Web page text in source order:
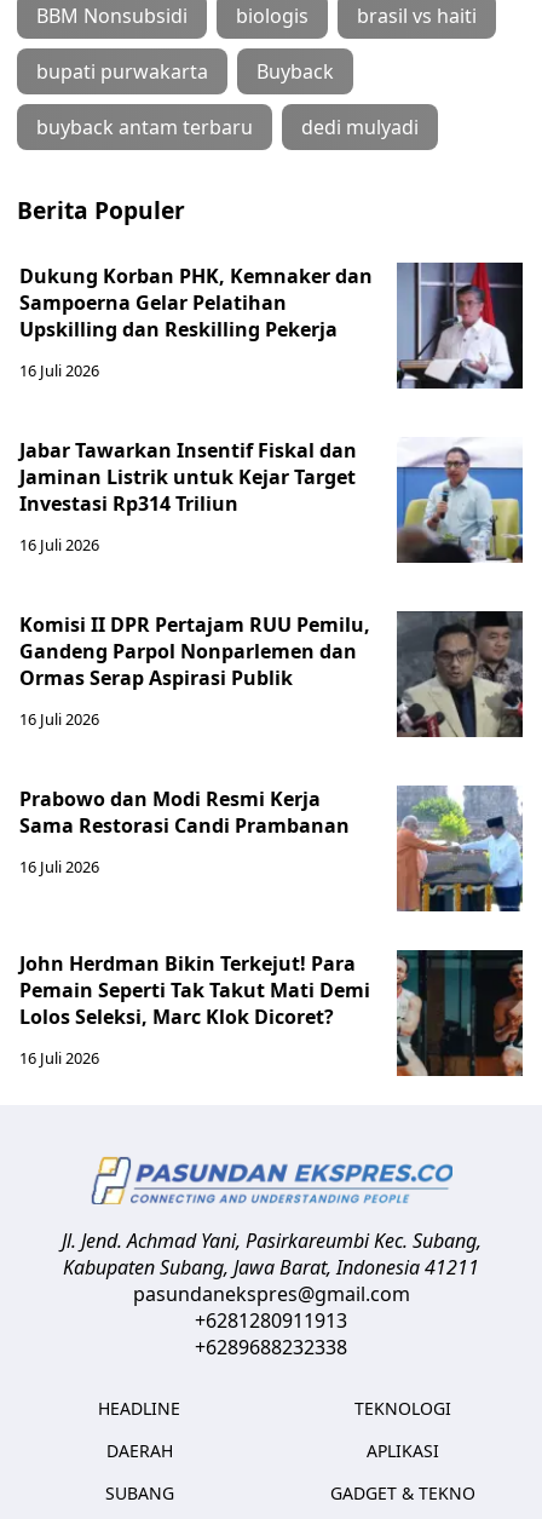
BBM Nonsubsidi biologis brasil vs haiti
bupati purwakarta Buyback
buyback antam terbaru dedi mulyadi
Berita Populer
Dukung Korban PHK, Kemnaker dan
Sampoerna Gelar Pelatihan
Upskilling dan Reskilling Pekerja
16 Juli 2026
Jabar Tawarkan Insentif Fiskal dan
Jaminan Listrik untuk Kejar Target
Investasi Rp314 Triliun
16 Juli 2026
Komisi II DPR Pertajam RUU Pemilu,
Gandeng Parpol Nonparlemen dan
Ormas Serap Aspirasi Publik
16 Juli 2026
Prabowo dan Modi Resmi Kerja
Sama Restorasi Candi Prambanan
16 Juli 2026
John Herdman Bikin Terkejut! Para
Pemain Seperti Tak Takut Mati Demi
Lolos Seleksi, Marc Klok Dicoret?
16 Juli 2026
Jl. Jend. Achmad Yani, Pasirkareumbi Kec. Subang,
Kabupaten Subang, Jawa Barat,Indonesia41211
pasundanekspres@gmail.com
+6281280911913
+6289688232338
HEADLINE
DAERAH
SUBANG
TEKNOLOGI
APLIKASI
GADGET & TEKNO